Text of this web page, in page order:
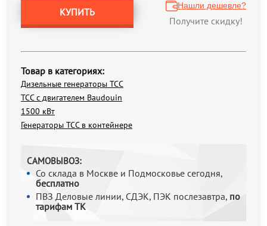
КУПИТЬ
Нашли дешевле?
Получите скидку!
Товар в категориях:
Дизельные генераторы ТСС
ТСС с двигателем Baudouin
1500 кВт
Генераторы ТСС в контейнере
САМОВЫВОЗ:
Со склада в Москве и Подмосковье сегодня,
бесплатно
ПВЗ Деловые линии, СДЭК, ПЭК послезавтра, по
тарифам ТК